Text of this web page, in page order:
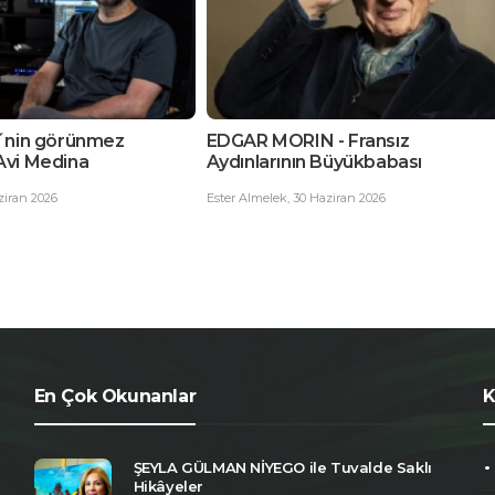
- Fransız
Büyükbabası
2026
Zorlu zirve: basitlik
En Çok Okunanlar
ŞEYLA GÜLMAN NİYEGO ile Tuvalde Saklı
Hikâyeler